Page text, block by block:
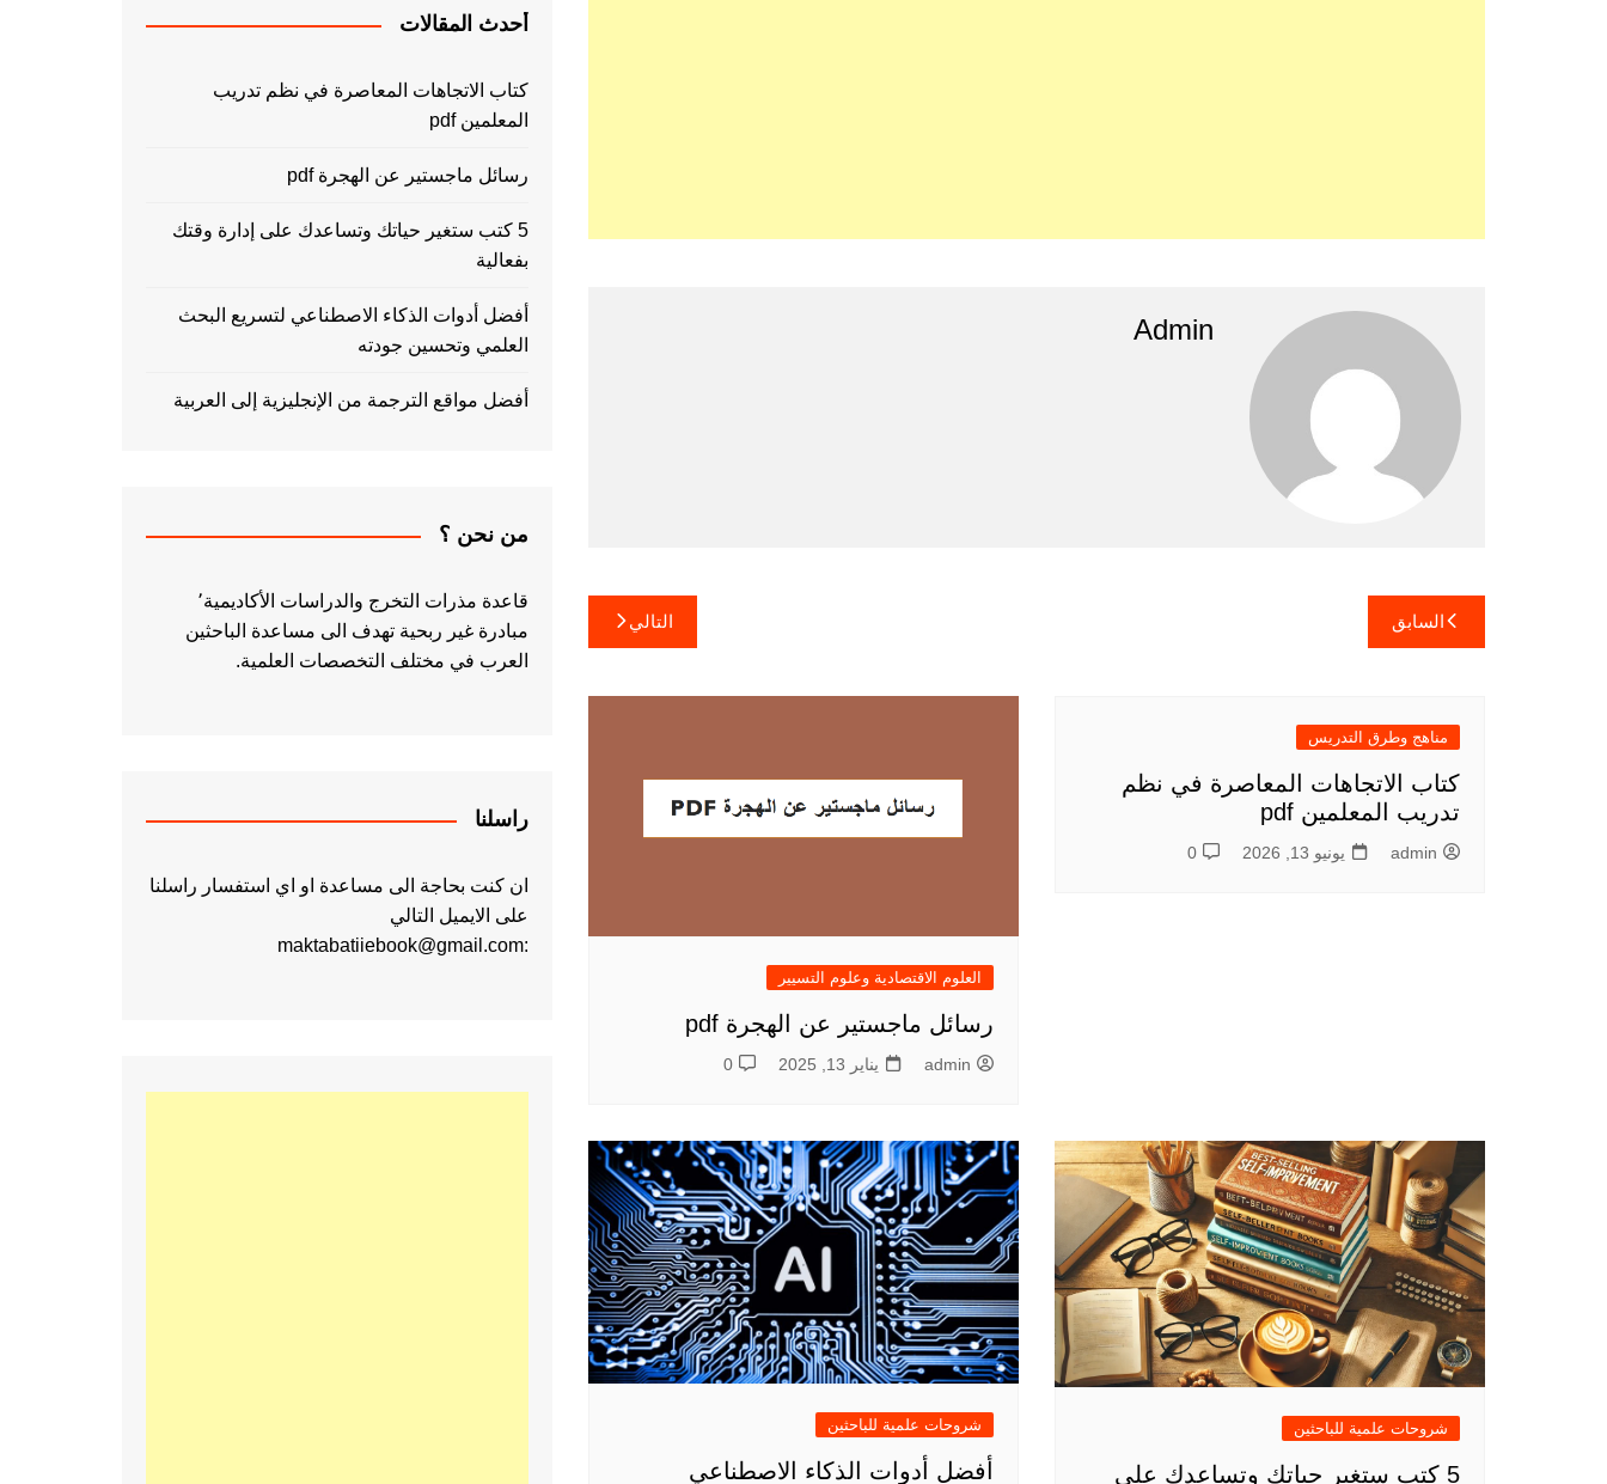
Admin
تصفّح
المقالات
السابق التالي
مناهج وطرق التدريس
كتاب الاتجاهات المعاصرة في نظم
تدريب المعلمين pdf
admin يونيو 13, 2026 0
العلوم الاقتصادية وعلوم التسيير
رسائل ماجستير عن الهجرة pdf
admin يناير 13, 2025 0
شروحات علمية للباحثين
5 كتب ستغير حياتك وتساعدك على
شروحات علمية للباحثين
أفضل أدوات الذكاء الاصطناعي
أحدث المقالات
كتاب الاتجاهات المعاصرة في نظم تدريب
المعلمين pdf
رسائل ماجستير عن الهجرة pdf
5 كتب ستغير حياتك وتساعدك على إدارة وقتك
بفعالية
أفضل أدوات الذكاء الاصطناعي لتسريع البحث
العلمي وتحسين جودته
أفضل مواقع الترجمة من الإنجليزية إلى العربية
من نحن ؟
قاعدة مذرات التخرج والدراسات الأكاديمية٬
مبادرة غير ربحية تهدف الى مساعدة الباحثين
العرب في مختلف التخصصات العلمية.
راسلنا
ان كنت بحاجة الى مساعدة او اي استفسار راسلنا
على الايميل التالي
:maktabatiiebook@gmail.com